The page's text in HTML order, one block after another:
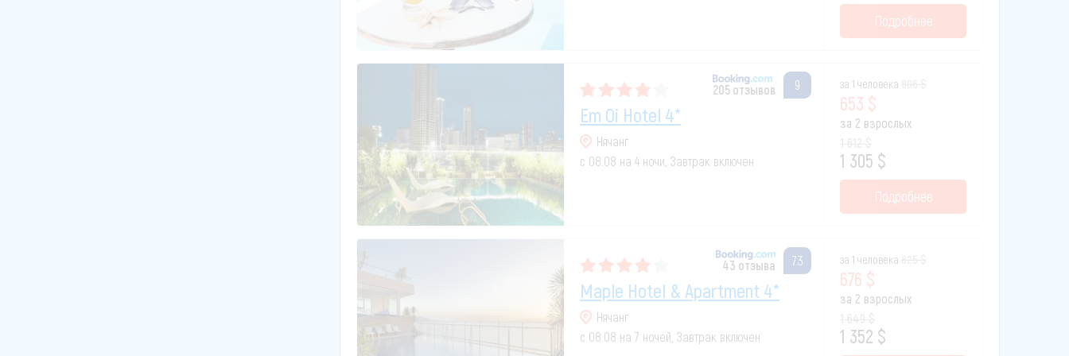
Подробнее
205 отзывов 9
Em Oi Hotel 4*
Нячанг
с 08.08 на 4 ночи, Завтрак включен
за 1 человека
653 $
за 2 взрослых
1 305 $
Подробнее
43 отзыва 7.3
Maple Hotel & Apartment 4*
Нячанг
с 08.08 на 7 ночей, Завтрак включен
за 1 человека
676 $
за 2 взрослых
1 352 $